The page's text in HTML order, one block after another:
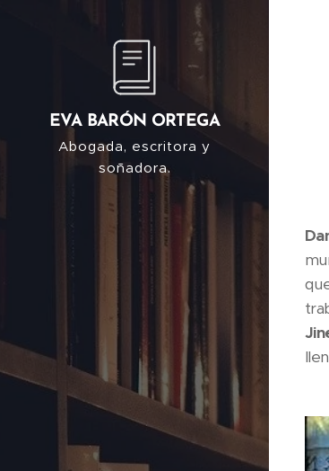
EVA BARÓN ORTEGA
Abogada, escritora y
soñadora.